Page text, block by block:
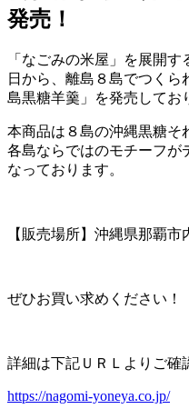
発売！
「なごみの米屋」を展開
日から、離島８島でつくら
島黒糖羊羹」を発売してお
本商品は８島の沖縄黒糖そ
各島ならではのモチーフが
なっております。
【販売場所】沖縄県那覇
ぜひお買い求めください！
詳細は下記ＵＲＬよりご確
https://nagomi-yoneya.co.jp/